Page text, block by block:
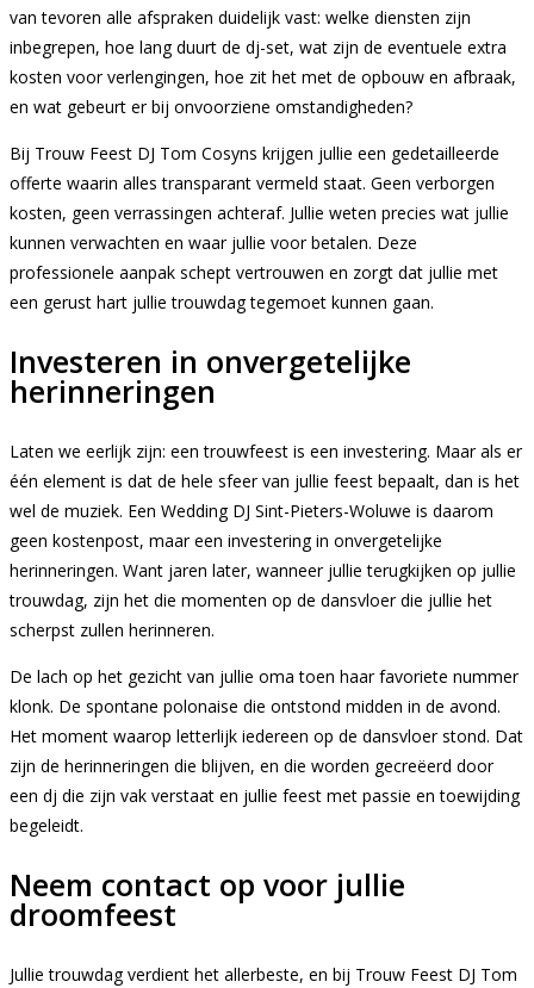
van tevoren alle afspraken duidelijk vast: welke diensten zijn
inbegrepen, hoe lang duurt de dj-set, wat zijn de eventuele extra
kosten voor verlengingen, hoe zit het met de opbouw en afbraak,
en wat gebeurt er bij onvoorziene omstandigheden?
Bij Trouw Feest DJ Tom Cosyns krijgen jullie een gedetailleerde
offerte waarin alles transparant vermeld staat. Geen verborgen
kosten, geen verrassingen achteraf. Jullie weten precies wat jullie
kunnen verwachten en waar jullie voor betalen. Deze
professionele aanpak schept vertrouwen en zorgt dat jullie met
een gerust hart jullie trouwdag tegemoet kunnen gaan.
Investeren in onvergetelijke
herinneringen
Laten we eerlijk zijn: een trouwfeest is een investering. Maar als er
één element is dat de hele sfeer van jullie feest bepaalt, dan is het
wel de muziek. Een Wedding DJ Sint-Pieters-Woluwe is daarom
geen kostenpost, maar een investering in onvergetelijke
herinneringen. Want jaren later, wanneer jullie terugkijken op jullie
trouwdag, zijn het die momenten op de dansvloer die jullie het
scherpst zullen herinneren.
De lach op het gezicht van jullie oma toen haar favoriete nummer
klonk. De spontane polonaise die ontstond midden in de avond.
Het moment waarop letterlijk iedereen op de dansvloer stond. Dat
zijn de herinneringen die blijven, en die worden gecreëerd door
een dj die zijn vak verstaat en jullie feest met passie en toewijding
begeleidt.
Neem contact op voor jullie
droomfeest
Jullie trouwdag verdient het allerbeste, en bij Trouw Feest DJ Tom